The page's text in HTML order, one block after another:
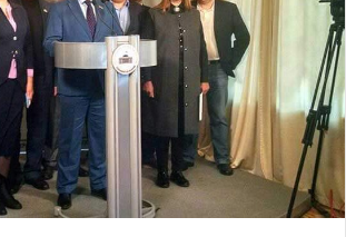
wn
e
m
a